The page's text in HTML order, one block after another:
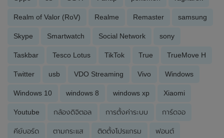
Realm of Valor (RoV) Realme Remaster samsung
Skype Smartwatch Social Network sony
Taskbar Tesco Lotus TikTok True TrueMove H
Twitter usb VDO Streaming Vivo Windows
Windows 10 windows 8 windows xp Xiaomi
Youtube กล้องดิจิตอล การตั้งค่าระบบ การ์ดจอ
คีย์บอร์ด ตามกระแส ติดตั้งโปรแกรม ฟอนต์